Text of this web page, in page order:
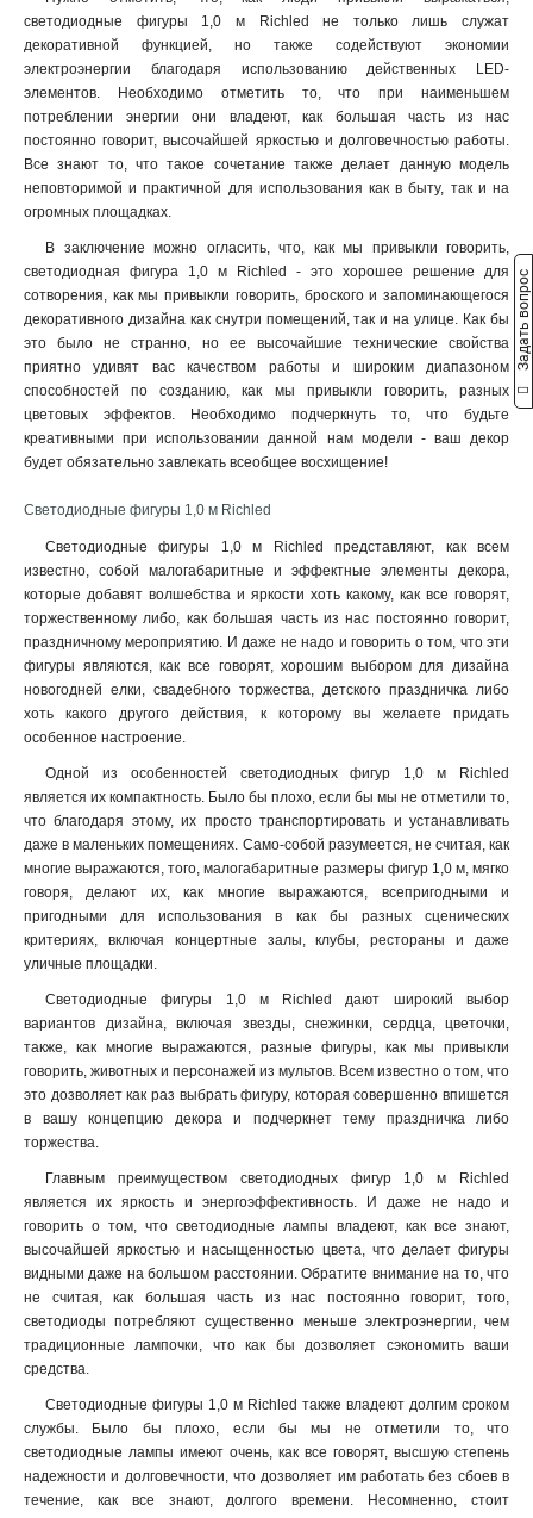
светодиодные фигуры 1,0 м Richled не только лишь служат
декоративной функцией, но также содействуют экономии
электроэнергии благодаря использованию действенных LED-
элементов. Необходимо отметить то, что при наименьшем
потреблении энергии они владеют, как большая часть из нас
постоянно говорит, высочайшей яркостью и долговечностью работы.
Все знают то, что такое сочетание также делает данную модель
неповторимой и практичной для использования как в быту, так и на
огромных площадках.
В заключение можно огласить, что, как мы привыкли говорить,
светодиодная фигура 1,0 м Richled - это хорошее решение для
сотворения, как мы привыкли говорить, броского и запоминающегося
декоративного дизайна как снутри помещений, так и на улице. Как бы
это было не странно, но ее высочайшие технические свойства
приятно удивят вас качеством работы и широким диапазоном
способностей по созданию, как мы привыкли говорить, разных
цветовых эффектов. Необходимо подчеркнуть то, что будьте
креативными при использовании данной нам модели - ваш декор
будет обязательно завлекать всеобщее восхищение!
Светодиодные фигуры 1,0 м Richled
Светодиодные фигуры 1,0 м Richled представляют, как всем
известно, собой малогабаритные и эффектные элементы декора,
которые добавят волшебства и яркости хоть какому, как все говорят,
торжественному либо, как большая часть из нас постоянно говорит,
праздничному мероприятию. И даже не надо и говорить о том, что эти
фигуры являются, как все говорят, хорошим выбором для дизайна
новогодней елки, свадебного торжества, детского праздничка либо
хоть какого другого действия, к которому вы желаете придать
особенное настроение.
Одной из особенностей светодиодных фигур 1,0 м Richled
является их компактность. Было бы плохо, если бы мы не отметили то,
что благодаря этому, их просто транспортировать и устанавливать
даже в маленьких помещениях. Само-собой разумеется, не считая, как
многие выражаются, того, малогабаритные размеры фигур 1,0 м, мягко
говоря, делают их, как многие выражаются, всепригодными и
пригодными для использования в как бы разных сценических
критериях, включая концертные залы, клубы, рестораны и даже
уличные площадки.
Светодиодные фигуры 1,0 м Richled дают широкий выбор
вариантов дизайна, включая звезды, снежинки, сердца, цветочки,
также, как многие выражаются, разные фигуры, как мы привыкли
говорить, животных и персонажей из мультов. Всем известно о том, что
это дозволяет как раз выбрать фигуру, которая совершенно впишется
в вашу концепцию декора и подчеркнет тему праздничка либо
торжества.
Главным преимуществом светодиодных фигур 1,0 м Richled
является их яркость и энергоэффективность. И даже не надо и
говорить о том, что светодиодные лампы владеют, как все знают,
высочайшей яркостью и насыщенностью цвета, что делает фигуры
видными даже на большом расстоянии. Обратите внимание на то, что
не считая, как большая часть из нас постоянно говорит, того,
светодиоды потребляют существенно меньше электроэнергии, чем
традиционные лампочки, что как бы дозволяет сэкономить ваши
средства.
Светодиодные фигуры 1,0 м Richled также владеют долгим сроком
службы. Было бы плохо, если бы мы не отметили то, что
светодиодные лампы имеют очень, как все говорят, высшую степень
надежности и долговечности, что дозволяет им работать без сбоев в
течение, как все знают, долгого времени. Несомненно, стоит
Задать вопрос